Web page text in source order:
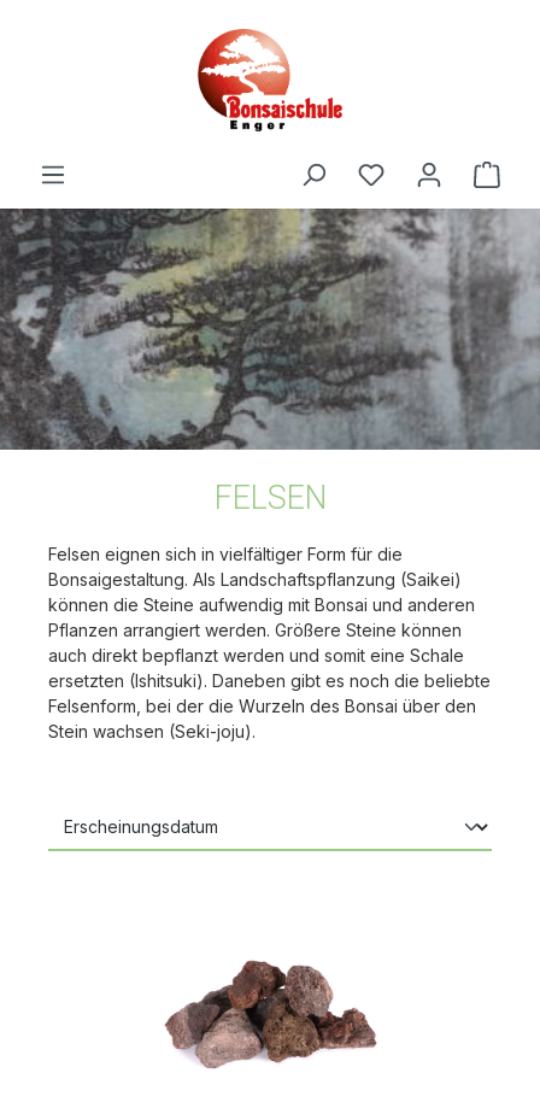
FELSEN
Felsen eignen sich in vielfältiger Form für die
Bonsaigestaltung. Als Landschaftspflanzung (Saikei)
können die Steine aufwendig mit Bonsai und anderen
Pflanzen arrangiert werden. Größere Steine können
auch direkt bepflanzt werden und somit eine Schale
ersetzten (Ishitsuki). Daneben gibt es noch die beliebte
Felsenform, bei der die Wurzeln des Bonsai über den
Stein wachsen (Seki-joju).